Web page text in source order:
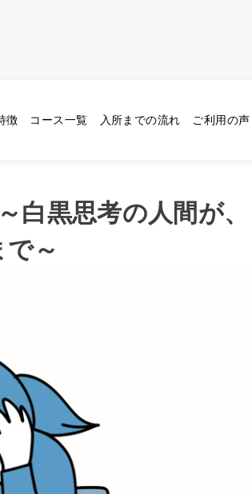
徴 コース一覧 入所までの流れ ご利用の声
白黒思考の人間が、
～